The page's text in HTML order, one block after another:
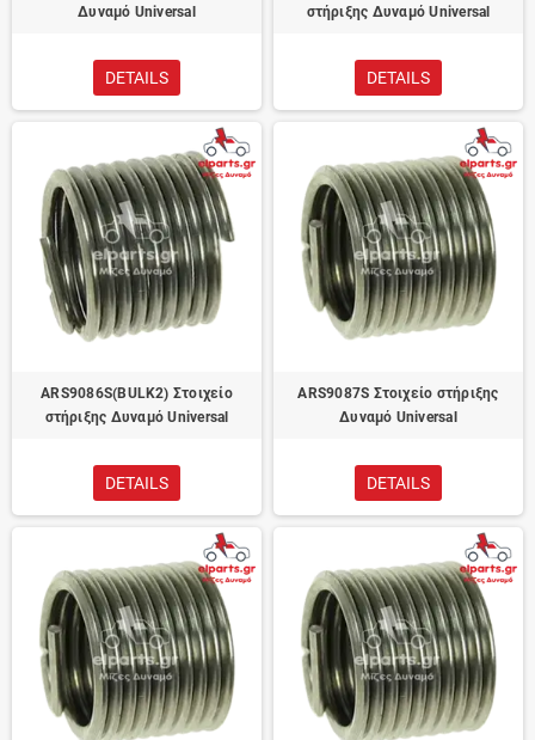
Δυναμό Universal
DETAILS
στήριξης Δυναμό Universal
DETAILS
ARS9086S(BULK2) Στοιχείο
στήριξης Δυναμό Universal
DETAILS
ARS9087S Στοιχείο στήριξης
Δυναμό Universal
DETAILS